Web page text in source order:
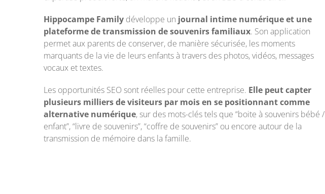
Hippocampe Family développe un journal intime numérique et une
plateforme de transmission de souvenirs familiaux. Son application
permet aux parents de conserver, de manière sécurisée, les moments
marquants de la vie de leurs enfants à travers des photos, vidéos, messages
vocaux et textes.
Les opportunités SEO sont réelles pour cette entreprise. Elle peut capter
plusieurs milliers de visiteurs par mois en se positionnant comme
alternative numérique, sur des mots-clés tels que “boite à souvenirs bébé /
enfant”, “livre de souvenirs”, “coffre de souvenirs” ou encore autour de la
transmission de mémoire dans la famille.